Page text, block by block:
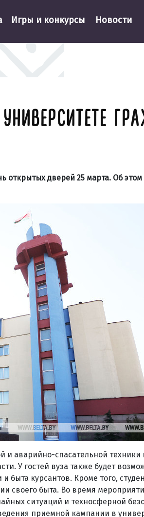
Игры и конкурсы Новости
открытых дверей 25 марта. Об этом
аварийно-спасательной техники
У гостей вуза также будет
быта курсантов. Кроме того,
своего быта. Во время
ситуаций и техносферной
приемной кампании в